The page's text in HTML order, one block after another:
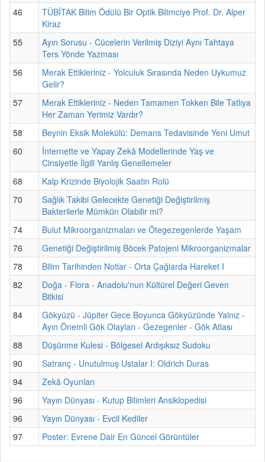
46
TÜBİTAK Bilim Ödülü Bir Optik Bilimciye Prof. Dr. Alper
Kiraz
55
Ayın Sorusu - Cücelerin Verilmiş Diziyi Aynı Tahtaya
Ters Yönde Yazması
56
Merak Ettikleriniz - Yolculuk Sırasında Neden Uykumuz
Gelir?
57
Merak Ettikleriniz - Neden Tamamen Tokken Bile Tatlıya
Her Zaman Yerimiz Vardır?
58
Beynin Eksik Molekülü: Demans Tedavisinde Yeni Umut
60
İnternette ve Yapay Zekâ Modellerinde Yaş ve
Cinsiyetle İlgili Yanlış Genellemeler
68
Kalp Krizinde Biyolojik Saatin Rolü
70
Sağlık Takibi Gelecekte Genetiği Değiştirilmiş
Bakterilerle Mümkün Olabilir mi?
74
Bulut Mikroorganizmaları ve Ötegezegenlerde Yaşam
76
Genetiği Değiştirilmiş Böcek Patojeni Mikroorganizmalar
78
Bilim Tarihinden Notlar - Orta Çağlarda Hareket I
82
Doğa - Flora - Anadolu'nun Kültürel Değeri Geven
Bitkisi
84
Gökyüzü - Jüpiter Gece Boyunca Gökyüzünde Yalnız -
Ayın Önemli Gök Olayları - Gezegenler - Gök Atlası
88
Düşünme Kulesi - Bölgesel Ardışıksız Sudoku
90
Satranç - Unutulmuş Ustalar I: Oldrich Duras
94
Zekâ Oyunları
96
Yayın Dünyası - Kutup Bilimleri Ansiklopedisi
96
Yayın Dünyası - Evcil Kediler
97
Poster: Evrene Dair En Güncel Görüntüler